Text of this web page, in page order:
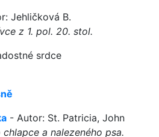
Jehličková B.
z 1. pol. 20. stol.
srdce
- Autor: St. Patricia, John
a nalezeného psa.